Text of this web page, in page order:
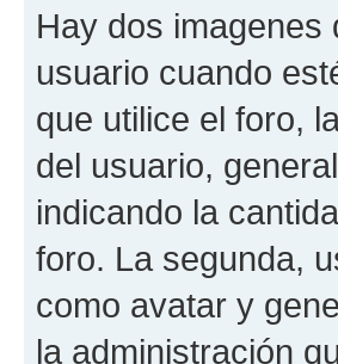
Hay dos imagenes
usuario cuando
que utilice el foro,
del usuario,
indicando la
foro. La segunda,
como avatar y
la administración